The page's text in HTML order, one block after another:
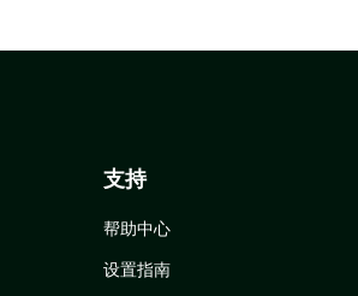
支持
帮助中心
设置指南